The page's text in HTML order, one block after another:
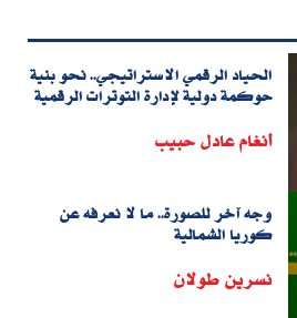
الحياد الرقمي الاستراتيجي.. نحو بنية
حوكمة دولية لإدارة التوترات الرقمية
أنغام عادل حبيب
وجه آخر للصورة.. ما لا نعرفه عن
كوريا الشمالية
نسرين طولان